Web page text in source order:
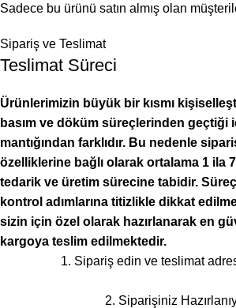
Sadece bu ürünü satın almış olan
Sipariş ve Teslimat
Teslimat Süreci
Ürünlerimizin büyük bir kısmı
basım ve döküm süreçlerinden geçtiği
mantığından farklıdır. Bu nedenle
özelliklerine bağlı olarak ortalama 1 ila
tedarik ve üretim sürecine tabidir.
kontrol adımlarına titizlikle dikkat
sizin için özel olarak hazırlanarak en
kargoya teslim edilmektedir.
1. Sipariş edin ve teslimat
2. Siparişiniz